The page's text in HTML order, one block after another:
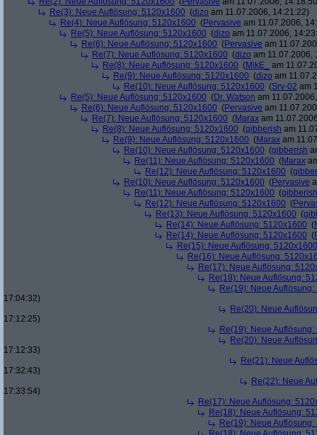
Re(3): Neue Auflösung: 5120x1600 (dizo am 11.07.2006, 14:21:22)
Re(4): Neue Auflösung: 5120x1600 (Pervasive am 11.07.2006,
Re(5): Neue Auflösung: 5120x1600 (dizo am 11.07.2006,
Re(6): Neue Auflösung: 5120x1600 (Pervasive am
Re(7): Neue Auflösung: 5120x1600 (dizo am 11.07.2006,
Re(8): Neue Auflösung: 5120x1600 (MikE_
am
Re(9): Neue Auflösung: 5120x1600 (dizo am
Re(10): Neue Auflösung: 5120x1600 (Srv-02 am
Re(5): Neue Auflösung: 5120x1600 (Dr. Watson am
Re(6): Neue Auflösung: 5120x1600 (Pervasive am
Re(7): Neue Auflösung: 5120x1600 (Marax am
Re(8): Neue Auflösung: 5120x1600 (gibberish am
Re(9): Neue Auflösung: 5120x1600 (Marax am
Re(10): Neue Auflösung: 5120x1600 (gibberish
Re(11): Neue Auflösung: 5120x1600 (Marax
Re(12): Neue Auflösung: 5120x1600 (
Re(10): Neue Auflösung: 5120x1600 (Pervasive
Re(11): Neue Auflösung: 5120x1600 (gibberish
Re(12): Neue Auflösung: 5120x1600 (
Re(13): Neue Auflösung: 5120x1600 (
Re(14): Neue Auflösung: 5120x1600 (
Re(14): Neue Auflösung: 5120x1600 (
Re(15): Neue Auflösung: 5120x1600
Re(16): Neue Auflösung:
Re(17): Neue Auflösung:
Re(18): Neue Auflösung:
Re(19): Neue
17:04:32)
Re(20): Neue
17:12:25)
Re(19): Neue
Re(20): Neue
17:12:33)
Re(21): Neue
17:32:43)
Re(22): Neue
17:33:54)
Re(17): Neue Auflösung:
Re(18): Neue Auflösung:
Re(19): Neue